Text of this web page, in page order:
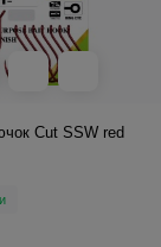
Cut SSW red